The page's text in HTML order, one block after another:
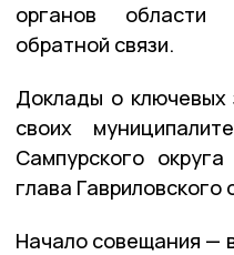
органов
обратной связи.
Доклады о ключевых
своих
Сампурского
глава Гавриловского
Начало совещания —